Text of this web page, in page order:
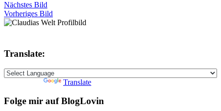
Nächstes Bild
Vorheriges Bild
Translate:
Translate
Folge mir auf BlogLovin